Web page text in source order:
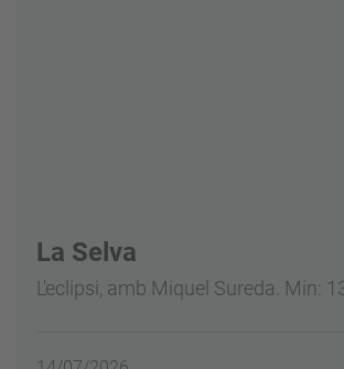
La Selva
L'eclipsi, amb Miquel Sureda. Min: